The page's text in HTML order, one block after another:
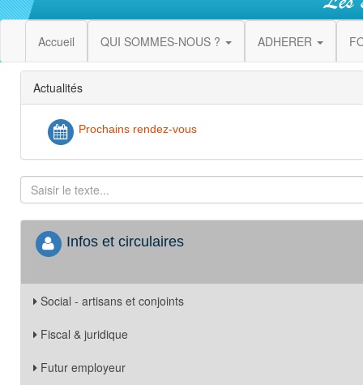
Accueil QUI SOMMES-NOUS ? ADHERER
Actualités
Prochains rendez-vous
Infos et circulaires
Social - artisans et conjoints
Fiscal & juridique
Futur employeur